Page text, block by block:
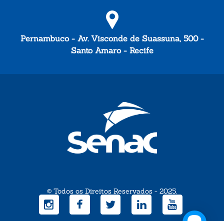
Pernambuco - Av. Visconde de Suassuna, 500 -
Santo Amaro - Recife
© Todos os Direitos Reservados - 2025.